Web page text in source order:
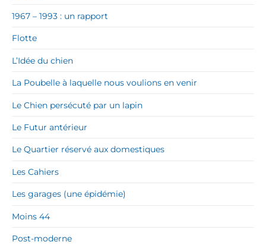
1967 – 1993 : un rapport
Flotte
L’Idée du chien
La Poubelle à laquelle nous voulions en venir
Le Chien persécuté par un lapin
Le Futur antérieur
Le Quartier réservé aux domestiques
Les Cahiers
Les garages (une épidémie)
Moins 44
Post-moderne